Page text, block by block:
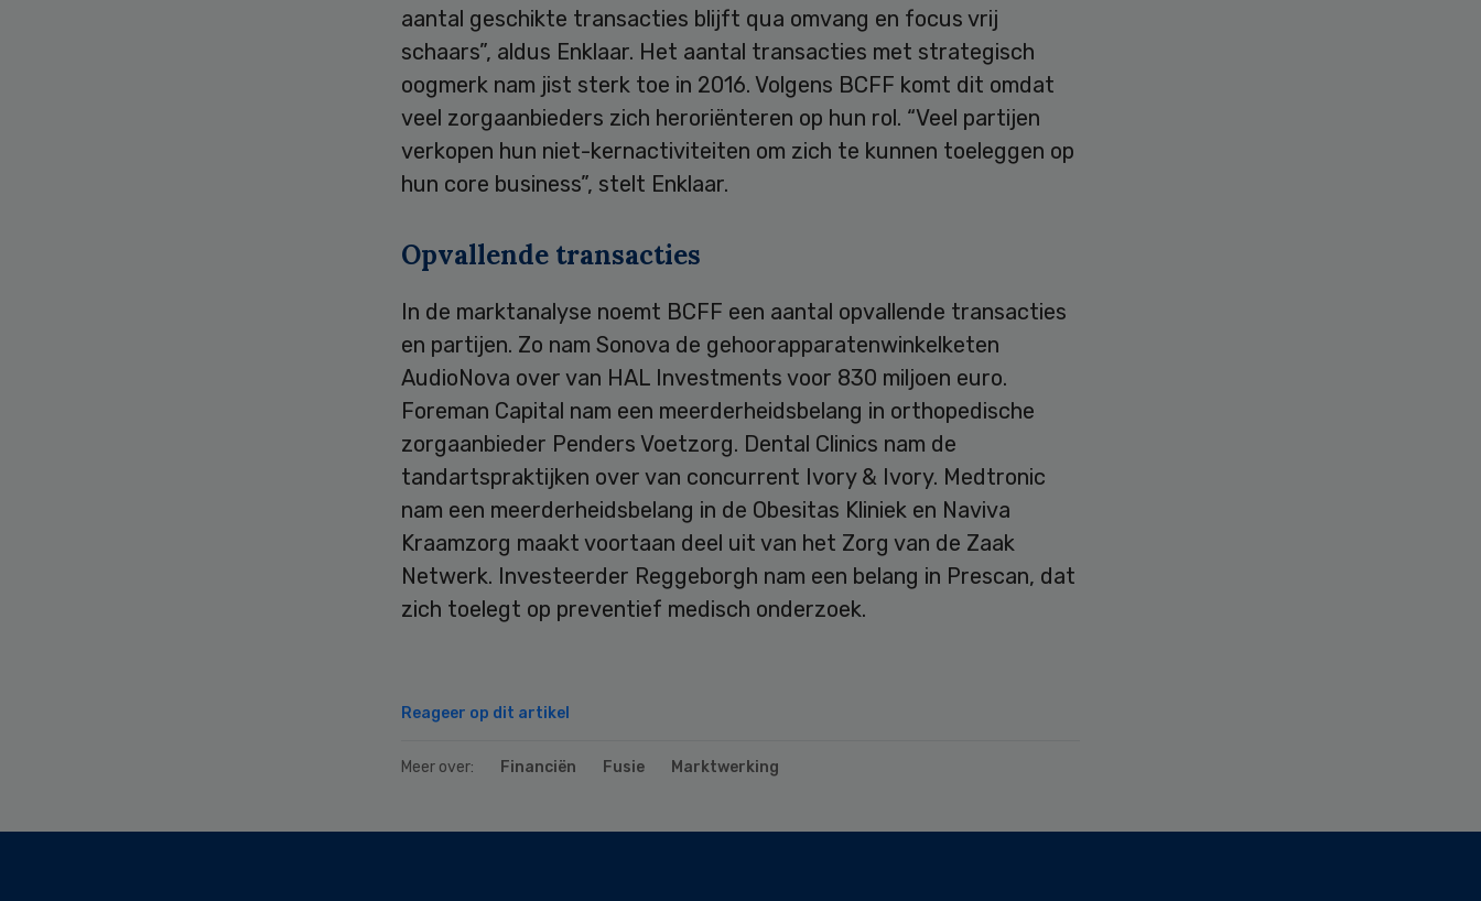
aantal geschikte transacties blijft qua omvang en focus vrij
schaars”, aldus Enklaar. Het aantal transacties met strategisch
oogmerk nam jist sterk toe in 2016. Volgens BCFF komt dit omdat
veel zorgaanbieders zich heroriënteren op hun rol. “Veel partijen
verkopen hun niet-kernactiviteiten om zich te kunnen toeleggen op
hun core business”, stelt Enklaar.
Opvallende transacties
In de marktanalyse noemt BCFF een aantal opvallende transacties
en partijen. Zo nam Sonova de gehoorapparatenwinkelketen
AudioNova over van HAL Investments voor 830 miljoen euro.
Foreman Capital nam een meerderheidsbelang in orthopedische
zorgaanbieder Penders Voetzorg. Dental Clinics nam de
tandartspraktijken over van concurrent Ivory & Ivory. Medtronic
nam een meerderheidsbelang in de Obesitas Kliniek en Naviva
Kraamzorg maakt voortaan deel uit van het Zorg van de Zaak
Netwerk. Investeerder Reggeborgh nam een belang in Prescan, dat
zich toelegt op preventief medisch onderzoek.
Reageer op dit artikel
Meer over: Financiën Fusie Marktwerking
Secondary